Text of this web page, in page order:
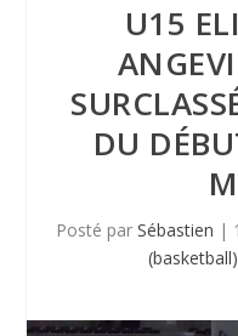
U15
DU
Posté par Sébastien |
(basketball)